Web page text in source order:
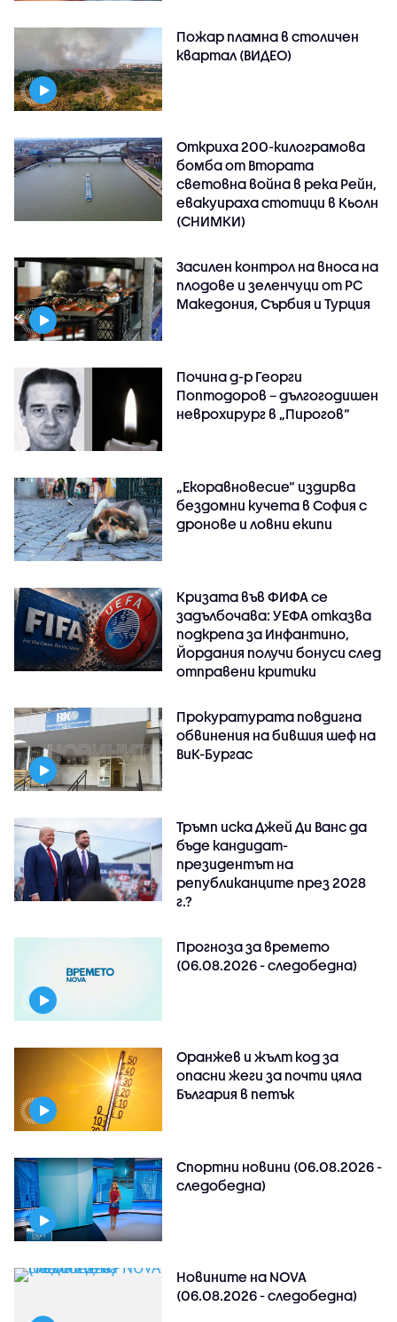
Пожар пламна в столичен
квартал (ВИДЕО)
Откриха 200-килограмова
бомба от Втората
световна война в река Рейн,
евакуираха стотици в Кьолн
(СНИМКИ)
Засилен контрол на вноса на
плодове и зеленчуци от РС
Македония, Сърбия и Турция
Почина д-р Георги
Поптодоров – дългогодишен
неврохирург в „Пирогов“
„Екоравновесие“ издирва
бездомни кучета в София с
дронове и ловни екипи
Кризата във ФИФА се
задълбочава: УЕФА отказва
подкрепа за Инфантино,
Йордания получи бонуси след
отправени критики
Прокуратурата повдигна
обвинения на бившия шеф на
ВиК-Бургас
Тръмп иска Джей Ди Ванс да
бъде кандидат-
президентът на
републиканците през 2028
г.?
Прогноза за времето
(06.08.2026 - следобедна)
Оранжев и жълт код за
опасни жеги за почти цяла
България в петък
Спортни новини (06.08.2026 -
следобедна)
Новините на NOVA
(06.08.2026 - следобедна)